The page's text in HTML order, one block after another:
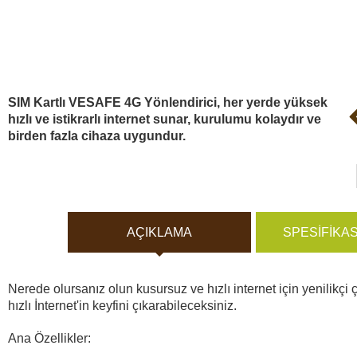
Güneş panelleri ve şarj
Spor ve akıllı Saatleri
Araç İçi Kamera
Hediyelik
SIM Kartlı VESAFE 4G Yönlendirici, her yerde yüksek
hızlı ve istikrarlı internet sunar, kurulumu kolaydır ve
birden fazla cihaza uygundur.
AÇIKLAMA
Nerede olursanız olun kusursuz ve hızlı internet için
hızlı İnternet'in keyfini çıkarabileceksiniz.
Ana Özellikler: